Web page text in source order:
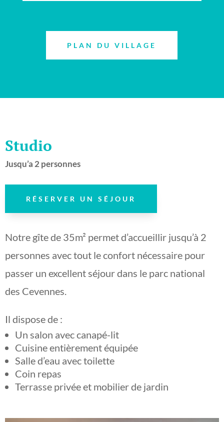
PLAN DU VILLAGE
Studio
Jusqu’a 2 personnes
RÉSERVER UN SÉJOUR
Notre gîte de 35m² permet d’accueillir jusqu’à 2
personnes avec tout le confort nécessaire pour
passer un excellent séjour dans le parc national
des Cevennes.
Il dispose de :
Un salon avec canapé-lit
Cuisine entièrement équipée
Salle d’eau avec toilette
Coin repas
Terrasse privée et mobilier de jardin